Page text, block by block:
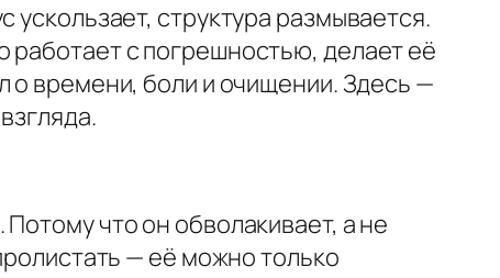
структура размывается.
работает с погрешностью, делает её
о времени, боли и очищении. Здесь —
что он обволакивает, а не
— её можно только